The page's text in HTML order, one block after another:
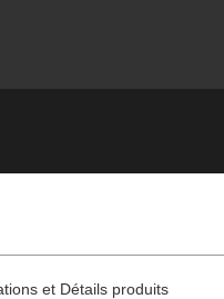
et Détails produits